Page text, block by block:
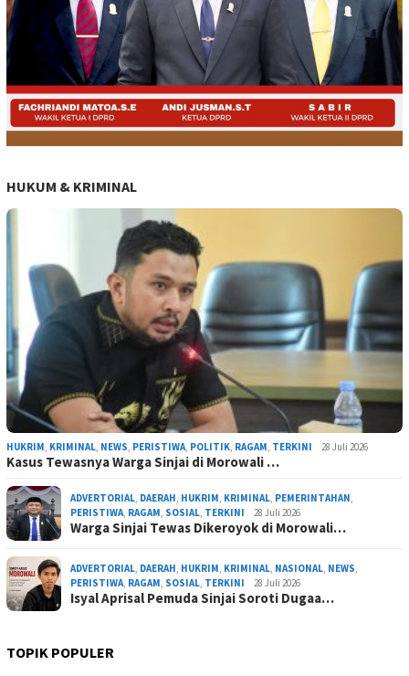
HUKUM & KRIMINAL
HUKRIM, KRIMINAL, NEWS, PERISTIWA, POLITIK, RAGAM, TERKINI 28 Juli 2026
Kasus Tewasnya Warga Sinjai di Morowali …
ADVERTORIAL, DAERAH, HUKRIM, KRIMINAL, PEMERINTAHAN,
PERISTIWA, RAGAM, SOSIAL, TERKINI 28 Juli 2026
Warga Sinjai Tewas Dikeroyok di Morowali…
ADVERTORIAL, DAERAH, HUKRIM, KRIMINAL, NASIONAL, NEWS,
PERISTIWA, RAGAM, SOSIAL, TERKINI 28 Juli 2026
Isyal Aprisal Pemuda Sinjai Soroti Dugaa…
TOPIK POPULER